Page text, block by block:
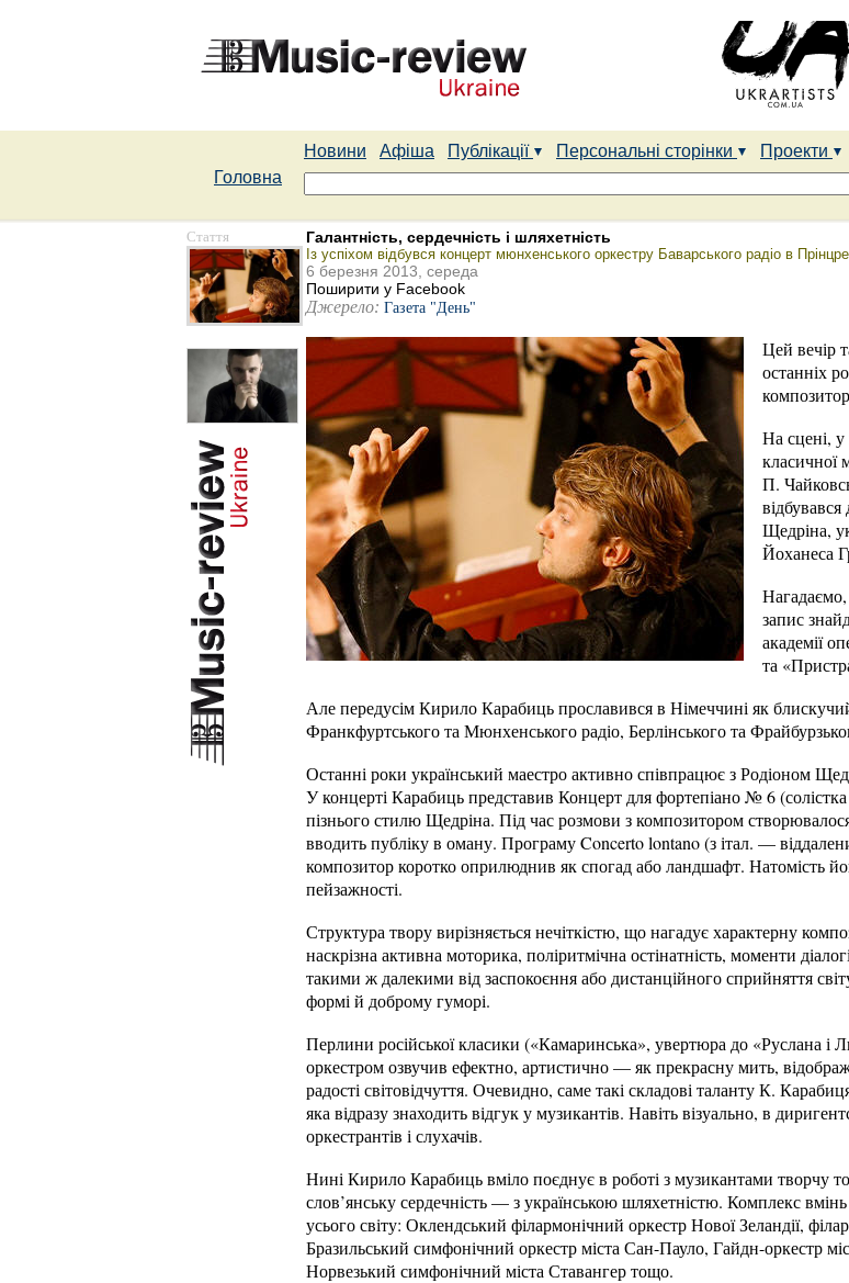
Новини Афіша Публікації Персональні сторінки Проекти
Головна
Стаття Галантність, сердечність і шляхетність
Із успіхом відбувся концерт мюнхенського оркестру Баварського радіо в
6 березня 2013, середа
Поширити у Facebook
Джерело: Газета "День"
Цей вечір
останніх
На сцені,
класичної
П.
Щедріна,
Йоханеса
запис
академії
та
Але передусім Кирило Карабиць прославився в Німеччині як
Франкфуртського та Мюнхенського радіо, Берлінського та
Останні роки український маестро активно співпрацює з Родіоном
У концерті Карабиць представив Концерт для фортепіано № 6
пізнього стилю Щедріна. Під час розмови з композитором
вводить публіку в оману. Програму Concerto lontano (з італ. —
композитор коротко оприлюднив як спогад або ландшафт. Натомість
пейзажності.
Структура твору вирізняється нечіткістю, що нагадує характерну
наскрізна активна моторика, поліритмічна остінатність, моменти
такими ж далекими від заспокоєння або дистанційного сприйняття
формі й доброму гуморі.
Перлини російської класики («Камаринська», увертюра до «Руслана
оркестром озвучив ефектно, артистично — як прекрасну мить,
радості світовідчуття. Очевидно, саме такі складові таланту К.
яка відразу знаходить відгук у музикантів. Навіть візуально, в
оркестрантів і слухачів.
Нині Кирило Карабиць вміло поєднує в роботі з музикантами творчу
слов’янську сердечність — з українською шляхетністю. Комплекс
усього світу: Оклендський філармонічний оркестр Нової Зеландії,
Бразильський симфонічний оркестр міста Сан-Пауло, Гайдн-оркестр
Норвезький симфонічний міста Ставангер тощо.